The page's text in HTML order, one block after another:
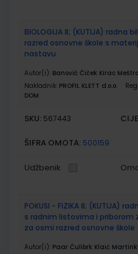
BIOLOGIJA 8; (KUTIJA) radna
razred osnovne škole s
nastavu
Autor(i): Banović Čiček Kirac
Nakladnik: PROFIL KLETT d.o.o.
DOM
SKU: 567443
ŠIFRA OMOTA: 500159
Udžbenik
POKUSI - FIZIKA 8; (KUTIJA)
s radnim listovima i priborom
za osmi razred osnovne škole
Autor(i): Paar Ćulibrk Klaić